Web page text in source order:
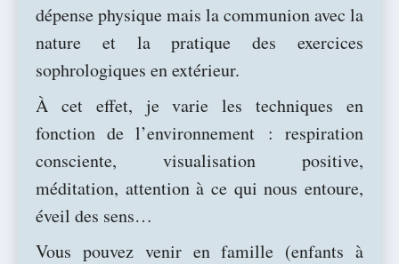
FLORENCE BARRIER
dépense physique mais la communion avec la
nature et la pratique des exercices
sophrologiques en extérieur.
À cet effet, je varie les techniques en
fonction de l’environnement : respiration
consciente, visualisation positive,
méditation, attention à ce qui nous entoure,
éveil des sens…
Vous pouvez venir en famille (enfants à